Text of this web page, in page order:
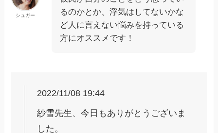
シュガー
るのかとか、浮気はしてないかな
ど人に言えない悩みを持っている
方にオススメです！
2022/11/08 19:44
紗雪先生、今日もありがとうございま
した。